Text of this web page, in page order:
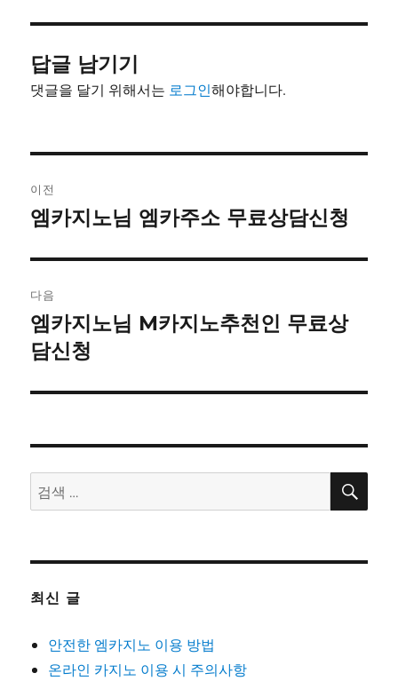
답글 남기기
댓글을 달기 위해서는 로그인해야합니다.
내
게
이
션
이전
이
글:
엠카지노님 엠카주소 무료상담신청
다음
다
음
엠카지노님 M카지노추천인 무료상
담신청
검
색:
검
최신 글
안전한 엠카지노 이용 방법
온라인 카지노 이용 시 주의사항